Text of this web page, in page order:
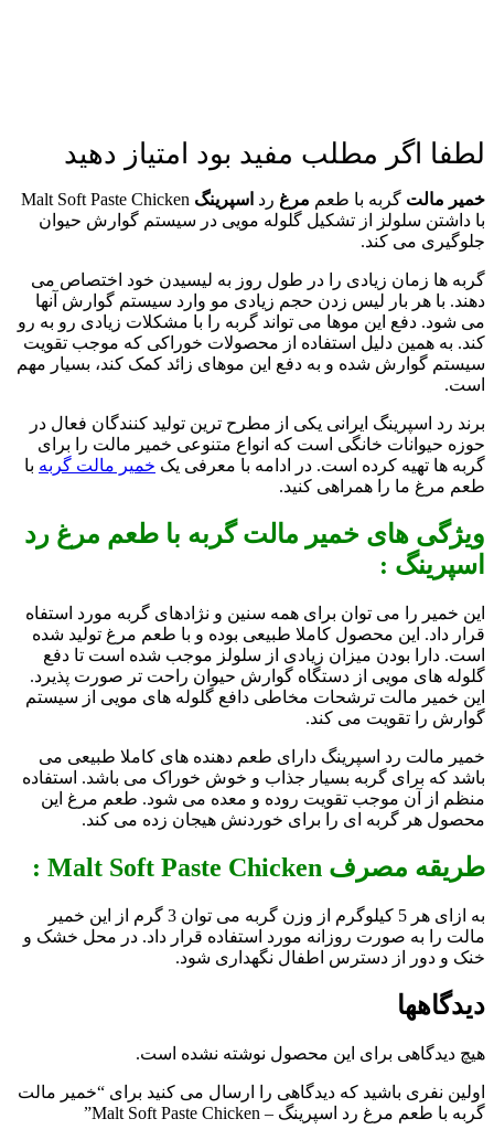
لطفا اگر مطلب مفید بود امتیاز دهید
خمیر مالت گربه با طعم مرغ رد اسپرینگ Malt Soft Paste Chicken
با داشتن سلولز از تشکیل گلوله مویی در سیستم گوارش حیوان
جلوگیری می کند.
گربه ها زمان زیادی را در طول روز به لیسیدن خود اختصاص می
دهند. با هر بار لیس زدن حجم زیادی مو وارد سیستم گوارش آنها
می شود. دفع این موها می تواند گربه را با مشکلات زیادی رو به رو
کند. به همین دلیل استفاده از محصولات خوراکی که موجب تقویت
سیستم گوارش شده و به دفع این موهای زائد کمک کند، بسیار مهم
است.
برند رد اسپرینگ ایرانی یکی از مطرح ترین تولید کنندگان فعال در
حوزه حیوانات خانگی است که انواع متنوعی خمیر مالت را برای
گربه ها تهیه کرده است. در ادامه با معرفی یک خمیر مالت گربه با
طعم مرغ ما را همراهی کنید.
ویژگی های خمیر مالت گربه با طعم مرغ رد
اسپرینگ :
این خمیر را می توان برای همه سنین و نژادهای گربه مورد استفاه
قرار داد. این محصول کاملا طبیعی بوده و با طعم مرغ تولید شده
است. دارا بودن میزان زیادی از سلولز موجب شده است تا دفع
گلوله های مویی از دستگاه گوارش حیوان راحت تر صورت پذیرد.
این خمیر مالت ترشحات مخاطی دافع گلوله های مویی از سیستم
گوارش را تقویت می کند.
خمیر مالت رد اسپرینگ دارای طعم دهنده های کاملا طبیعی می
باشد که برای گربه بسیار جذاب و خوش خوراک می باشد. استفاده
منظم از آن موجب تقویت روده و معده می شود. طعم مرغ این
محصول هر گربه ای را برای خوردنش هیجان زده می کند.
طریقه مصرف Malt Soft Paste Chicken :
به ازای هر 5 کیلوگرم از وزن گربه می توان 3 گرم از این خمیر
مالت را به صورت روزانه مورد استفاده قرار داد. در محل خشک و
خنک و دور از دسترس اطفال نگهداری شود.
دیدگاهها
هیچ دیدگاهی برای این محصول نوشته نشده است.
اولین نفری باشید که دیدگاهی را ارسال می کنید برای “خمیر مالت
گربه با طعم مرغ رد اسپرینگ – Malt Soft Paste Chicken”